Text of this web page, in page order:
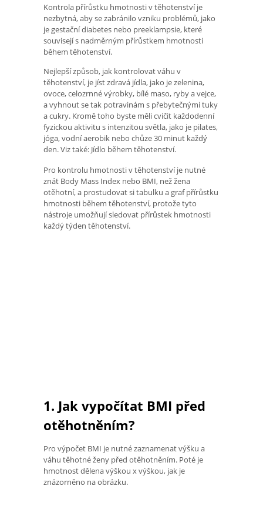
Kontrola přírůstku hmotnosti v těhotenství je
nezbytná, aby se zabránilo vzniku problémů, jako
je gestační diabetes nebo preeklampsie, které
souvisejí s nadměrným přírůstkem hmotnosti
během těhotenství.
Nejlepší způsob, jak kontrolovat váhu v
těhotenství, je jíst zdravá jídla, jako je zelenina,
ovoce, celozrnné výrobky, bílé maso, ryby a vejce,
a vyhnout se tak potravinám s přebytečnými tuky
a cukry. Kromě toho byste měli cvičit každodenní
fyzickou aktivitu s intenzitou světla, jako je pilates,
jóga, vodní aerobik nebo chůze 30 minut každý
den. Viz také: Jídlo během těhotenství.
Pro kontrolu hmotnosti v těhotenství je nutné
znát Body Mass Index nebo BMI, než žena
otěhotní, a prostudovat si tabulku a graf přírůstku
hmotnosti během těhotenství, protože tyto
nástroje umožňují sledovat přírůstek hmotnosti
každý týden těhotenství.
1. Jak vypočítat BMI před
otěhotněním?
Pro výpočet BMI je nutné zaznamenat výšku a
váhu těhotné ženy před otěhotněním. Poté je
hmotnost dělena výškou x výškou, jak je
znázorněno na obrázku.